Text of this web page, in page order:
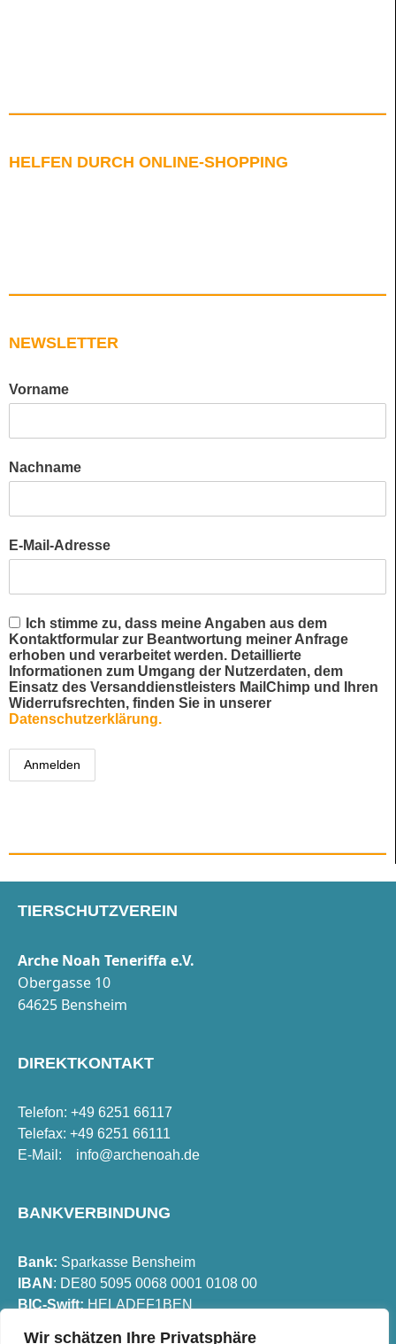
Wir schätzen Ihre Privatsphäre
HELFEN DURCH ONLINE-SHOPPING
NEWSLETTER
Vorname
Nachname
E-Mail-Adresse
Ich stimme zu, dass meine Angaben aus dem
Kontaktformular zur Beantwortung meiner Anfrage
erhoben und verarbeitet werden. Detaillierte
Informationen zum Umgang der Nutzerdaten, dem
Einsatz des Versanddienstleisters MailChimp und Ihren
Widerrufsrechten, finden Sie in unserer
Datenschutzerklärung.
TIERSCHUTZVEREIN
Arche Noah Teneriffa e.V.
Obergasse 10
64625 Bensheim
DIREKTKONTAKT
Telefon: +49 6251 66117
Telefax: +49 6251 66111
E-Mail: info@archenoah.de
BANKVERBINDUNG
Bank: Sparkasse Bensheim
IBAN : DE80 5095 0068 0001 0108 00
BIC-Swift: HELADEF1BEN